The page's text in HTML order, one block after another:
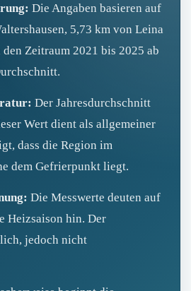
Die Angaben basieren auf
5,73 km von Leina
Zeitraum 2021 bis 2025 ab
Der Jahresdurchschnitt
Wert dient als allgemeiner
dass die Region im
dem Gefrierpunkt liegt.
Die Messwerte deuten auf
Heizsaison hin. Der
jedoch nicht